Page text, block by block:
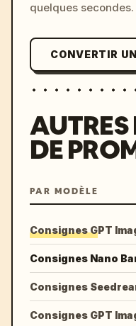
quelques secondes.
CONVERTIR
DE
PAR MODÈLE
Consignes GPT
Consignes Nano
Consignes
Consignes GPT